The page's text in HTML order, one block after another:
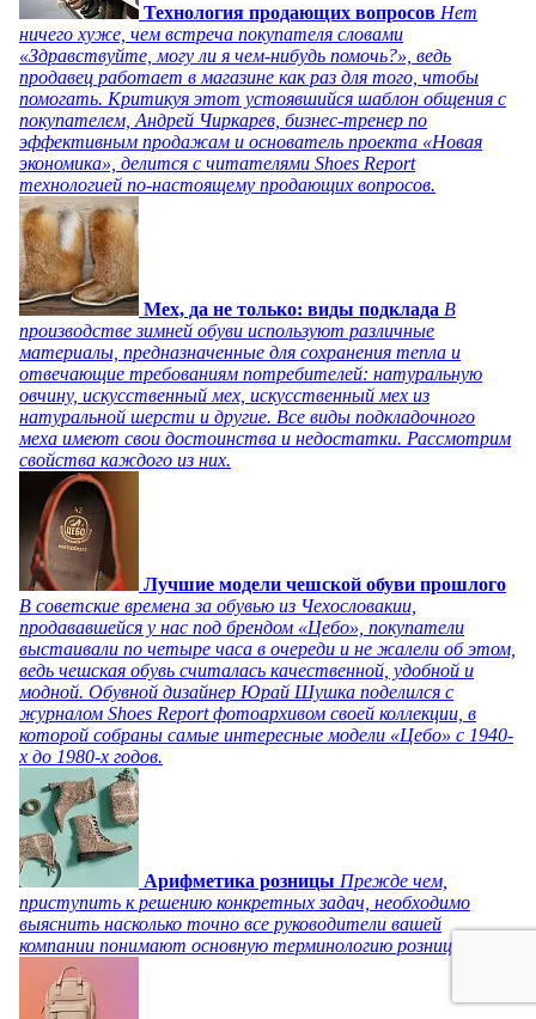
Технология продающих вопросов Нет
ничего хуже, чем встреча покупателя словами
«Здравствуйте, могу ли я чем-нибудь помочь?», ведь
продавец работает в магазине как раз для того, чтобы
помогать. Критикуя этот устоявшийся шаблон общения с
покупателем, Андрей Чиркарев, бизнес-тренер по
эффективным продажам и основатель проекта «Новая
экономика», делится с читателями Shoes Report
технологией по-настоящему продающих вопросов.
Мех, да не только: виды подклада В
производстве зимней обуви используют различные
материалы, предназначенные для сохранения тепла и
отвечающие требованиям потребителей: натуральную
овчину, искусственный мех, искусственный мех из
натуральной шерсти и другие. Все виды подкладочного
меха имеют свои достоинства и недостатки. Рассмотрим
свойства каждого из них.
Лучшие модели чешской обуви прошлого
В советские времена за обувью из Чехословакии,
продававшейся у нас под брендом «Цебо», покупатели
выстаивали по четыре часа в очереди и не жалели об этом,
ведь чешская обувь считалась качественной, удобной и
модной. Обувной дизайнер Юрай Шушка поделился с
журналом Shoes Report фотоархивом своей коллекции, в
которой собраны самые интересные модели «Цебо» с 1940-
х до 1980-х годов.
Арифметика розницы Прежде чем,
приступить к решению конкретных задач, необходимо
выяснить насколько точно все руководители вашей
компании понимают основную терминологию розницы.